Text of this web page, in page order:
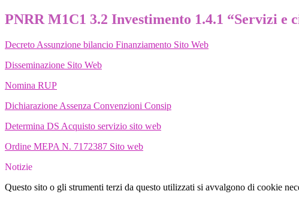
PNRR M1C1 3.2 Investimento 1.4.1 “Servizi
Decreto Assunzione bilancio Finanziamento Sito Web
Disseminazione Sito Web
Nomina RUP
Dichiarazione Assenza Convenzioni Consip
Determina DS Acquisto servizio sito web
Ordine MEPA N. 7172387 Sito web
Notizie
Questo sito o gli strumenti terzi da questo utilizzati si avvalgono di cookie